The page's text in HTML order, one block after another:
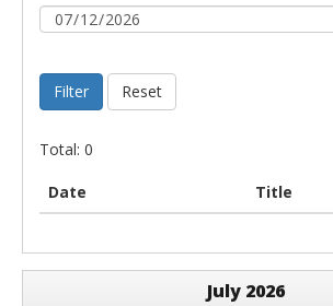
Filter Reset
Total: 0
Date Title
July 2026